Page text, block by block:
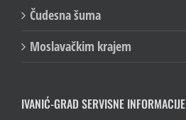
Čudesna šuma
Moslavačkim krajem
IVANIĆ-GRAD SERVISNE INFORMACIJE